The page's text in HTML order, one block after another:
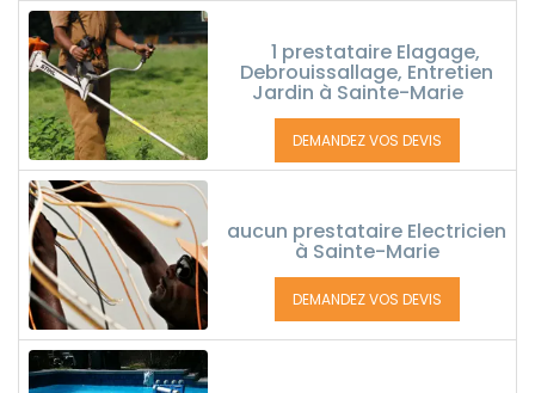
1 prestataire Elagage,
Debrouissallage, Entretien
Jardin à Sainte-Marie
DEMANDEZ VOS DEVIS
aucun prestataire Electricien
à Sainte-Marie
DEMANDEZ VOS DEVIS